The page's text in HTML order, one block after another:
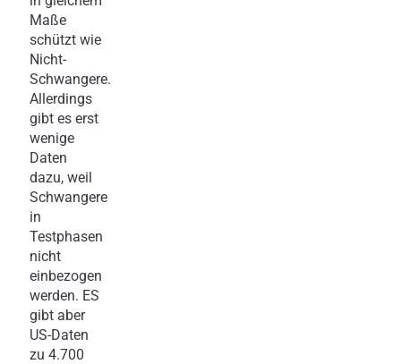
Maße
schützt wie
Nicht-
Schwangere.
Allerdings
gibt es erst
wenige
Daten
dazu, weil
Schwangere
in
Testphasen
nicht
einbezogen
werden. ES
gibt aber
US-Daten
zu 4.700